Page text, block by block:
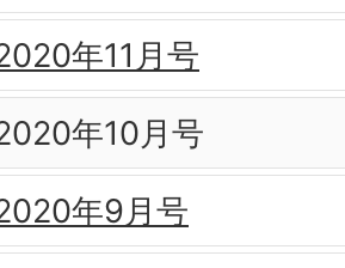
年11月号
年10月号
年9月号